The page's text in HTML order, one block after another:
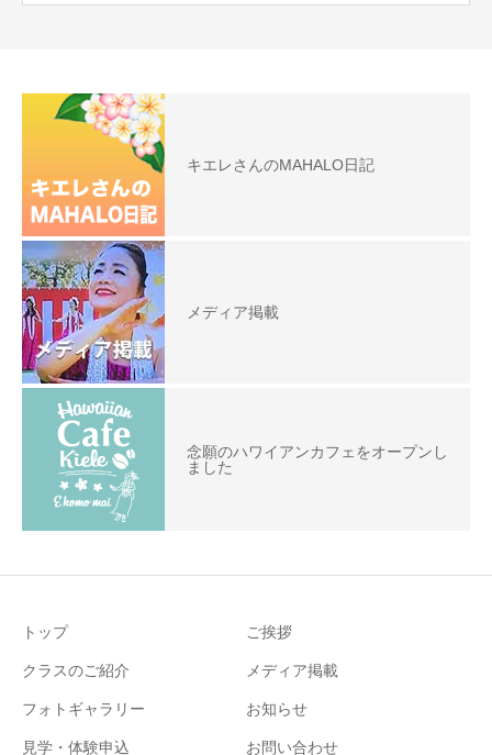
キエレさんのMAHALO日記
メディア掲載
念願のハワイアンカフェをオープンし
ました
トップ ご挨拶
クラスのご紹介 メディア掲載
フォトギャラリー お知らせ
見学・体験申込 お問い合わせ